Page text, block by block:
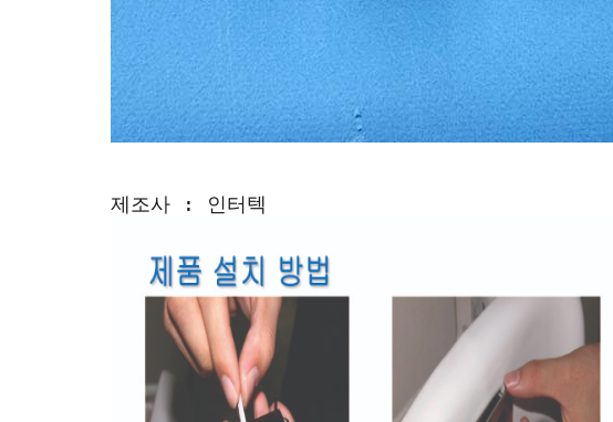
제조사 : 인터텍